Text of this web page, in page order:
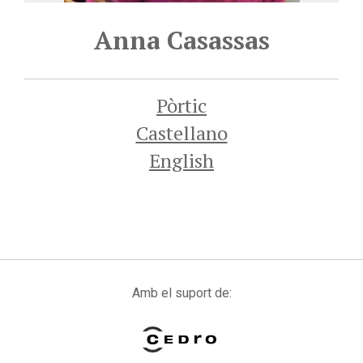
Anna Casassas
Pòrtic
Castellano
English
Amb el suport de: